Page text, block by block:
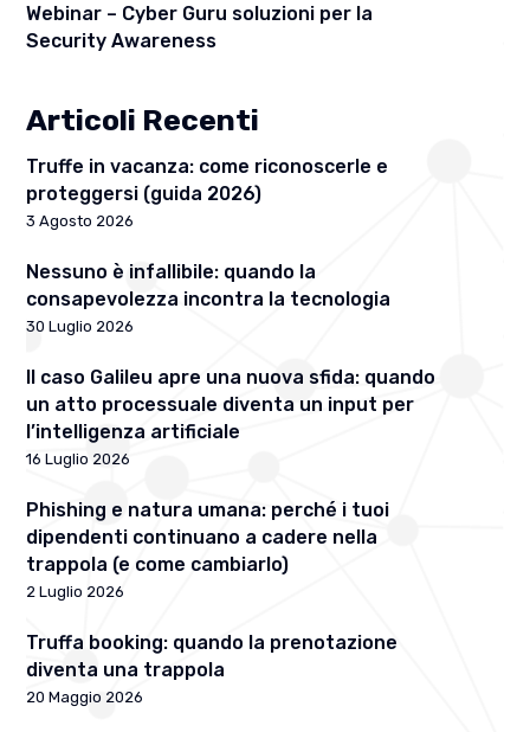
Webinar – Cyber Guru soluzioni per la
Security Awareness
Articoli Recenti
Truffe in vacanza: come riconoscerle e
proteggersi (guida 2026)
3 Agosto 2026
Nessuno è infallibile: quando la
consapevolezza incontra la tecnologia
30 Luglio 2026
Il caso Galileu apre una nuova sfida: quando
un atto processuale diventa un input per
l’intelligenza artificiale
16 Luglio 2026
Phishing e natura umana: perché i tuoi
dipendenti continuano a cadere nella
trappola (e come cambiarlo)
2 Luglio 2026
Truffa booking: quando la prenotazione
diventa una trappola
20 Maggio 2026